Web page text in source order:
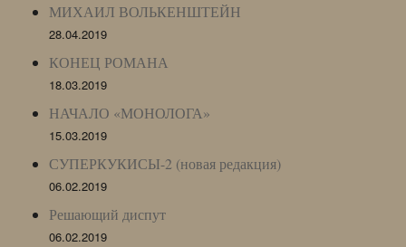
МИХАИЛ ВОЛЬКЕНШТЕЙН
28.04.2019
КОНЕЦ РОМАНА
18.03.2019
НАЧАЛО «МОНОЛОГА»
15.03.2019
СУПЕРКУКИСЫ-2 (новая редакция)
06.02.2019
Решающий диспут
06.02.2019